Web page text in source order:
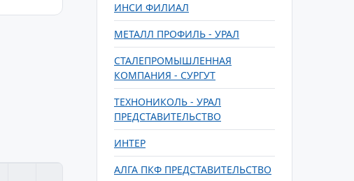
ИНСИ ФИЛИАЛ
МЕТАЛЛ ПРОФИЛЬ - УРАЛ
СТАЛЕПРОМЫШЛЕННАЯ
КОМПАНИЯ - СУРГУТ
ТЕХНОНИКОЛЬ - УРАЛ
ПРЕДСТАВИТЕЛЬСТВО
ИНТЕР
АЛГА ПКФ ПРЕДСТАВИТЕЛЬСТВО